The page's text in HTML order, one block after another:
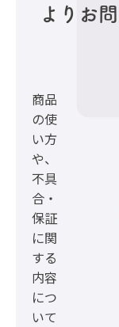
より お
商品
の使
い方
や、
不具
合・
保証
に関
する
内容
につ
いて